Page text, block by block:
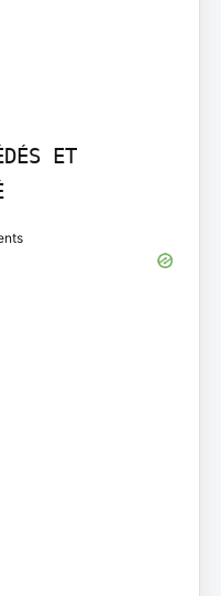
ET
SECTEURS D’ACTIVITÉ